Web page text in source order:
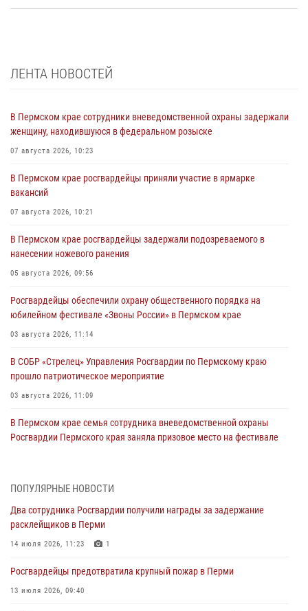
ЛЕНТА НОВОСТЕЙ
В Пермском крае сотрудники вневедомственной охраны задержали
женщину, находившуюся в федеральном розыске
07 августа 2026, 10:23
В Пермском крае росгвардейцы приняли участие в ярмарке
вакансий
07 августа 2026, 10:21
В Пермском крае росгвардейцы задержали подозреваемого в
нанесении ножевого ранения
05 августа 2026, 09:56
Росгвардейцы обеспечили охрану общественного порядка на
юбилейном фестивале «Звоны России» в Пермском крае
03 августа 2026, 11:14
В СОБР «Стрелец» Управления Росгвардии по Пермскому краю
прошло патриотическое мероприятие
03 августа 2026, 11:09
В Пермском крае семья сотрудника вневедомственной охраны
Росгвардии Пермского края заняла призовое место на фестивале
юных спортсменов
03 августа 2026, 10:59
30 июля 2026, 05:19
ПОПУЛЯРНЫЕ НОВОСТИ
Два сотрудника Росгвардии получили награды за задержание
расклейщиков в Перми
14 июля 2026, 11:23 1
Росгвардейцы предотвратила крупный пожар в Перми
13 июля 2026, 09:40